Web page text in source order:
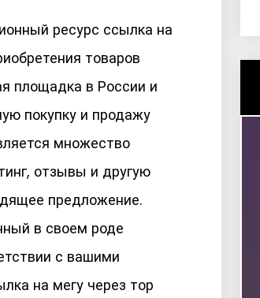
ресурс ссылка на
товаров
площадка в России и
покупку и продажу
множество
отзывы и другую
предложение.
в своем роде
с вашими
на мегу через тор